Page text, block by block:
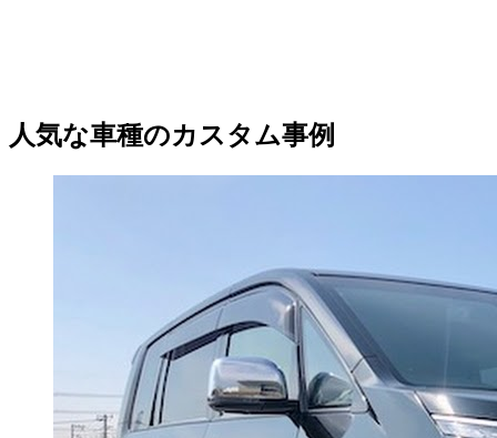
人気な車種のカスタム事例